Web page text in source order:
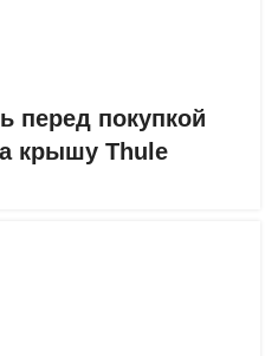
перед покупкой
крышу Thule